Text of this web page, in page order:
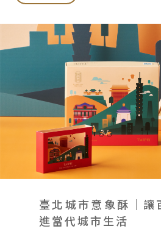
歷史沿革
文化生活誌
24節氣文化
漢餅文化
漢餅文化館
文化體驗
產品服務
產品介紹
企業客製贈禮
預約品鑑
喜餅預約
企業永續
企業永續發展
永續新聞集
利害關係人
最新消息
聯絡我們
全台據點
客服中心
會員禮遇
線上購物 會員禮遇
臺北城市意象酥｜讓
進當代城市生活